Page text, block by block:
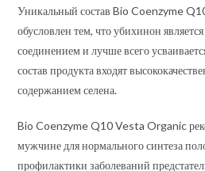
Уникальный состав Bio Coenzyme
обусловлен тем, что убихинон
соединением и лучше всего
состав продукта входят
содержанием селена.
Bio Coenzyme Q10 Vesta Organic
мужчине для нормального синтеза
профилактики заболеваний